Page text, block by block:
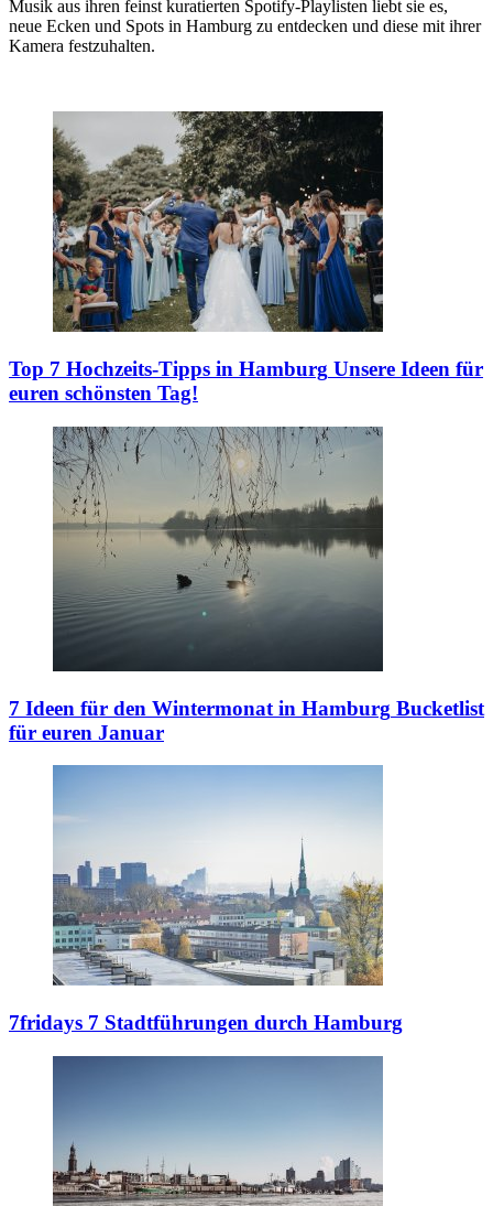
Musik aus ihren feinst kuratierten Spotify-Playlisten liebt sie es,
neue Ecken und Spots in Hamburg zu entdecken und diese mit ihrer
Kamera festzuhalten.
Top 7 Hochzeits-Tipps in Hamburg Unsere Ideen für
euren schönsten Tag!
7 Ideen für den Wintermonat in Hamburg Bucketlist
für euren Januar
7fridays 7 Stadtführungen durch Hamburg